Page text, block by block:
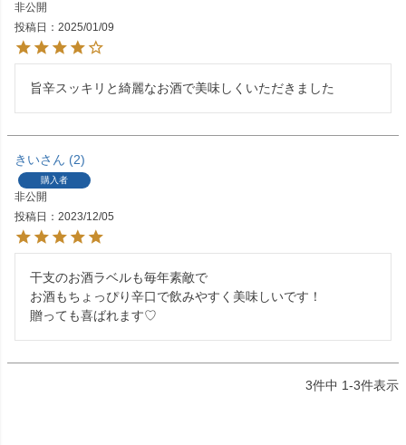
非公開
投稿日
2025/01/09
旨辛スッキリと綺麗なお酒で美味しくいただきました
きい 2
購入者
非公開
投稿日
2023/12/05
干支のお酒ラベルも毎年素敵で
お酒もちょっぴり辛口で飲みやすく美味しいです！
贈っても喜ばれます♡
3件中 1-3件表示